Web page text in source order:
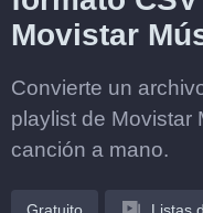
Movistar
Convierte un
playlist de Movistar
canción a mano.